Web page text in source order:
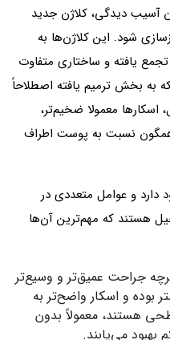
آسیب دیدگی، کلاژن جدید
شود. این کلاژن‌ها به
یافته و ساختاری متفاوت
به بخش ترمیم یافته اصطلاحاً
اسکارها معمولا ضخیم‌تر،
نسبت به پوست اطراف
دارد و عوامل متعددی در
هستند که مهم‌ترین آن‌ها
جراحت عمیق‌تر و وسیع‌تر
بوده و اسکار واضح‌تر به
هستند، معمولاً بدون
بهبود می‌یابند.